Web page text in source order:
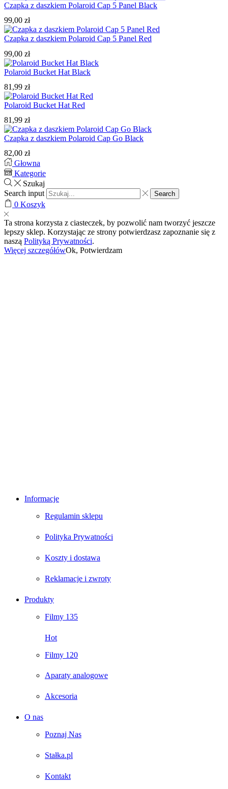
Czapka z daszkiem Polaroid Cap 5 Panel Black
99,00 zł
Czapka z daszkiem Polaroid Cap 5 Panel Red
99,00 zł
Polaroid Bucket Hat Black
81,99 zł
Polaroid Bucket Hat Red
81,99 zł
Czapka z daszkiem Polaroid Cap Go Black
82,00 zł
Głowna
Kategorie
Szukaj
Search input
Search
0 Koszyk
Ta strona korzysta z ciasteczek, by pozwolić nam tworzyć jeszcze
lepszy sklep. Korzystając ze strony potwierdzasz zapoznanie się z
naszą Polityką Prywatności.
Więcej szczegółówOk, Potwierdzam
Informacje
Regulamin sklepu
Polityka Prywatności
Koszty i dostawa
Reklamacje i zwroty
Produkty
Filmy 135
Hot
Filmy 120
Aparaty analogowe
Akcesoria
O nas
Poznaj Nas
Stałka.pl
Kontakt